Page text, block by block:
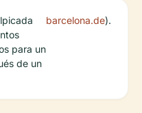
para un
de un
barcelona.de).